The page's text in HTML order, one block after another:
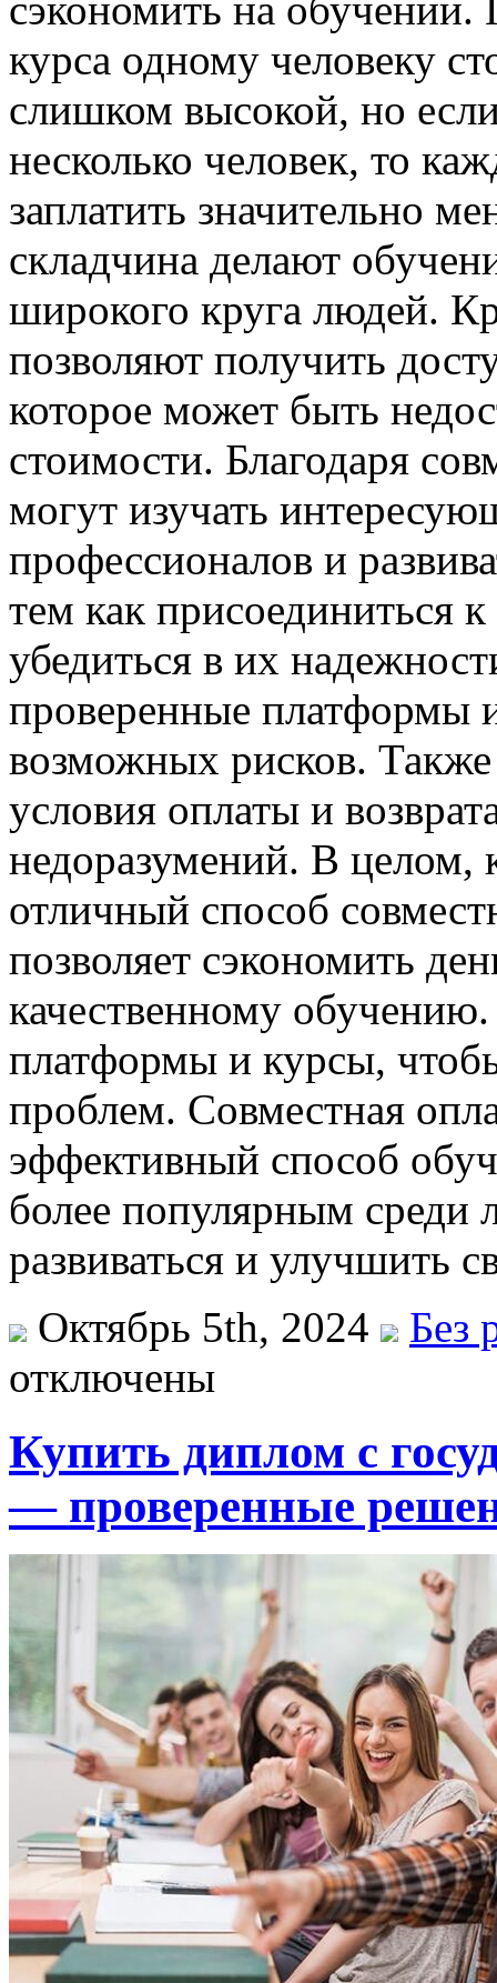
курса одному человеку
слишком высокой, но
несколько человек, то
заплатить значительно
складчина делают
широкого круга людей.
позволяют получить
которое может быть
стоимости. Благодаря
могут изучать
профессионалов и
тем как присоединиться
убедиться в их
проверенные платформы
возможных рисков.
условия оплаты и
недоразумений. В целом,
отличный способ
позволяет сэкономить
качественному
платформы и курсы,
проблем. Совместная
эффективный способ
более популярным среди
развиваться и улучшить
Октябрь 5th, 2024
Без
отключены
Купить диплом с
— проверенные